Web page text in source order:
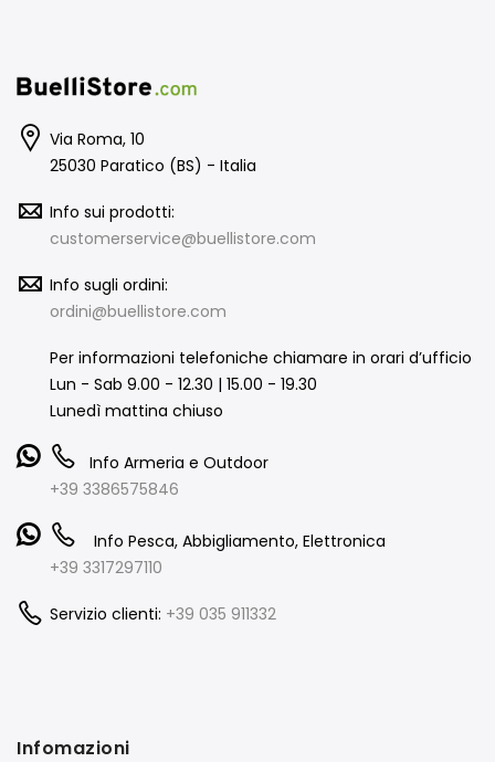
Via Roma, 10
25030 Paratico (BS) - Italia
Info sui prodotti:
customerservice@buellistore.com
Info sugli ordini:
ordini@buellistore.com
Per informazioni telefoniche chiamare in orari d’ufficio
Lun - Sab 9.00 - 12.30 | 15.00 - 19.30
Lunedì mattina chiuso
Info Armeria e Outdoor
+39 3386575846
Info Pesca, Abbigliamento, Elettronica
+39 3317297110
Servizio clienti: +39 035 911332
Infomazioni